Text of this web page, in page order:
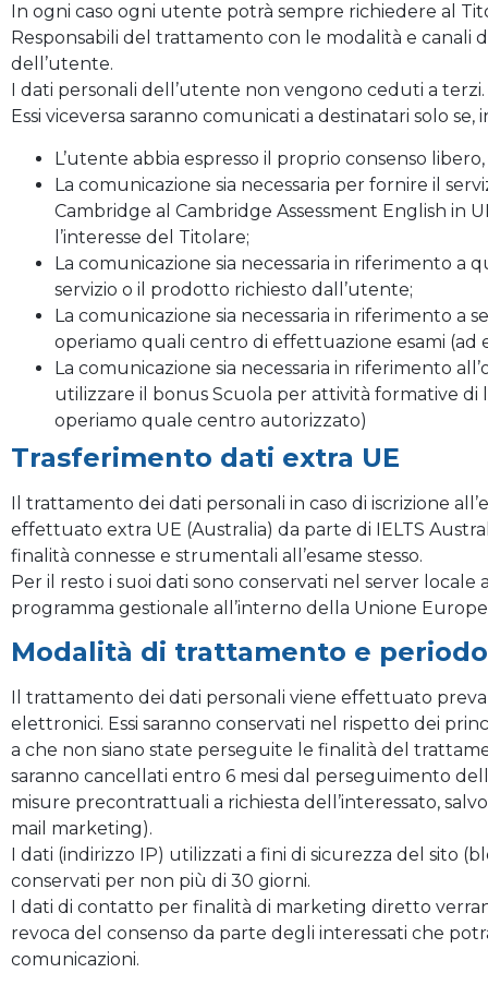
In ogni caso ogni utente potrà sempre richiedere al
Responsabili del trattamento con le modalità e canali
dell’utente.
I dati personali dell’utente non vengono ceduti a terzi.
Essi viceversa saranno comunicati a destinatari solo se,
L’utente abbia espresso il proprio consenso
La comunicazione sia necessaria per fornire il
Cambridge al Cambridge Assessment English in
l’interesse del Titolare;
La comunicazione sia necessaria in riferimento
servizio o il prodotto richiesto dall’utente;
La comunicazione sia necessaria in riferimento a
operiamo quali centro di effettuazione esami (ad
La comunicazione sia necessaria in riferimento
utilizzare il bonus Scuola per attività formative di
operiamo quale centro autorizzato)
Trasferimento dati extra UE
Il trattamento dei dati personali in caso di iscrizione
effettuato extra UE (Australia) da parte di IELTS
finalità connesse e strumentali all’esame stesso.
Per il resto i suoi dati sono conservati nel server
programma gestionale all’interno della Unione
Modalità di trattamento e
Il trattamento dei dati personali viene effettuato
elettronici. Essi saranno conservati nel rispetto dei
a che non siano state perseguite le finalità del
saranno cancellati entro 6 mesi dal perseguimento
misure precontrattuali a richiesta dell’interessato,
mail marketing).
I dati (indirizzo IP) utilizzati a fini di sicurezza del sito
conservati per non più di 30 giorni.
I dati di contatto per finalità di marketing diretto
revoca del consenso da parte degli interessati che
comunicazioni.